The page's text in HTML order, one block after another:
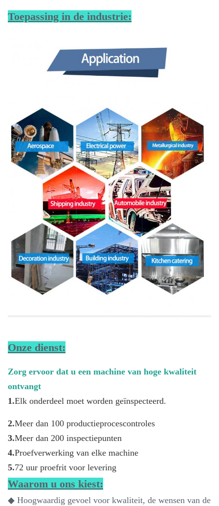
Toepassing in de industrie:
Onze dienst:
Zorg ervoor dat u een machine van hoge kwaliteit
ontvangt
1.Elk onderdeel moet worden geïnspecteerd.
2.Meer dan 100 productieprocescontroles
3.Meer dan 200 inspectiepunten
4.Proefverwerking van elke machine
5.72 uur proefrit voor levering
Waarom u ons kiest:
◆ Hoogwaardig gevoel voor kwaliteit, de wensen van de